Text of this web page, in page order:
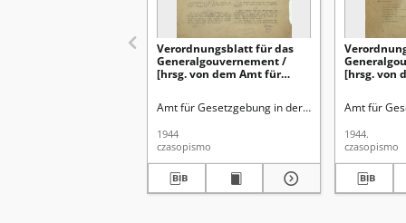
Verordnungsblatt für das
Generalgouvernement /
[hrsg. von dem Amt für
Generalgouverneurs]. 1944,
Amt für Gesetzgebung in der Regierung des
1944
czasopismo
[hrsg. von
Amt für
1944.
czasopismo